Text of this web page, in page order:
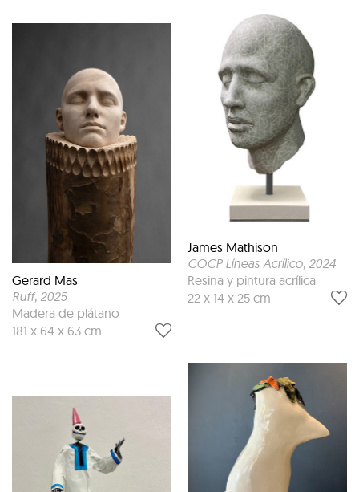
Gerard Mas
Ruff, 2025
Madera de plátano
181 x 64 x 63 cm
James Mathison
COCP Líneas Acrílico, 2024
Resina y pintura acrílica
22 x 14 x 25 cm